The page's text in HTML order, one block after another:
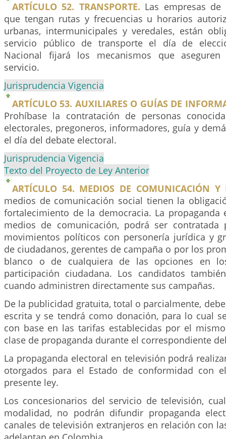
ARTÍCULO 52. TRANSPORTE. Las empresas
que tengan rutas y frecuencias u horarios
urbanas, intermunicipales y veredales, están
servicio público de transporte el día de
Nacional fijará los mecanismos que
servicio.
Jurisprudencia Vigencia
ARTÍCULO 53. AUXILIARES O GUÍAS DE
Prohíbase la contratación de personas
electorales, pregoneros, informadores, guía y
el día del debate electoral.
Jurisprudencia Vigencia
Texto del Proyecto de Ley Anterior
ARTÍCULO 54. MEDIOS DE COMUNICACIÓN Y
medios de comunicación social tienen la
fortalecimiento de la democracia. La propaganda
medios de comunicación, podrá ser
movimientos políticos con personería jurídica y
de ciudadanos, gerentes de campaña o por los
blanco o de cualquiera de las opciones en
participación ciudadana. Los candidatos
cuando administren directamente sus campañas.
De la publicidad gratuita, total o parcialmente,
escrita y se tendrá como donación, para lo cual
con base en las tarifas establecidas por el
clase de propaganda durante el correspondiente
La propaganda electoral en televisión podrá
otorgados para el Estado de conformidad con
presente ley.
Los concesionarios del servicio de televisión,
modalidad, no podrán difundir propaganda
canales de televisión extranjeros en relación con